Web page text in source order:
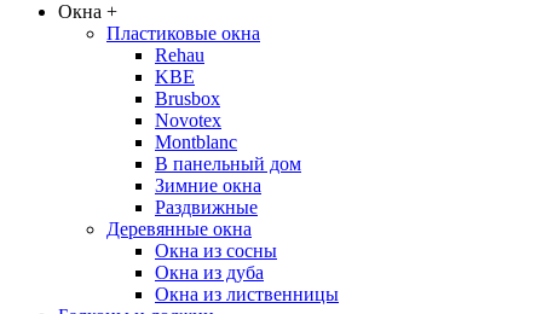
Окна +
Пластиковые окна
Rehau
KBE
Brusbox
Novotex
Montblanc
В панельный дом
Зимние окна
Раздвижные
Деревянные окна
Окна из сосны
Окна из дуба
Окна из лиственницы